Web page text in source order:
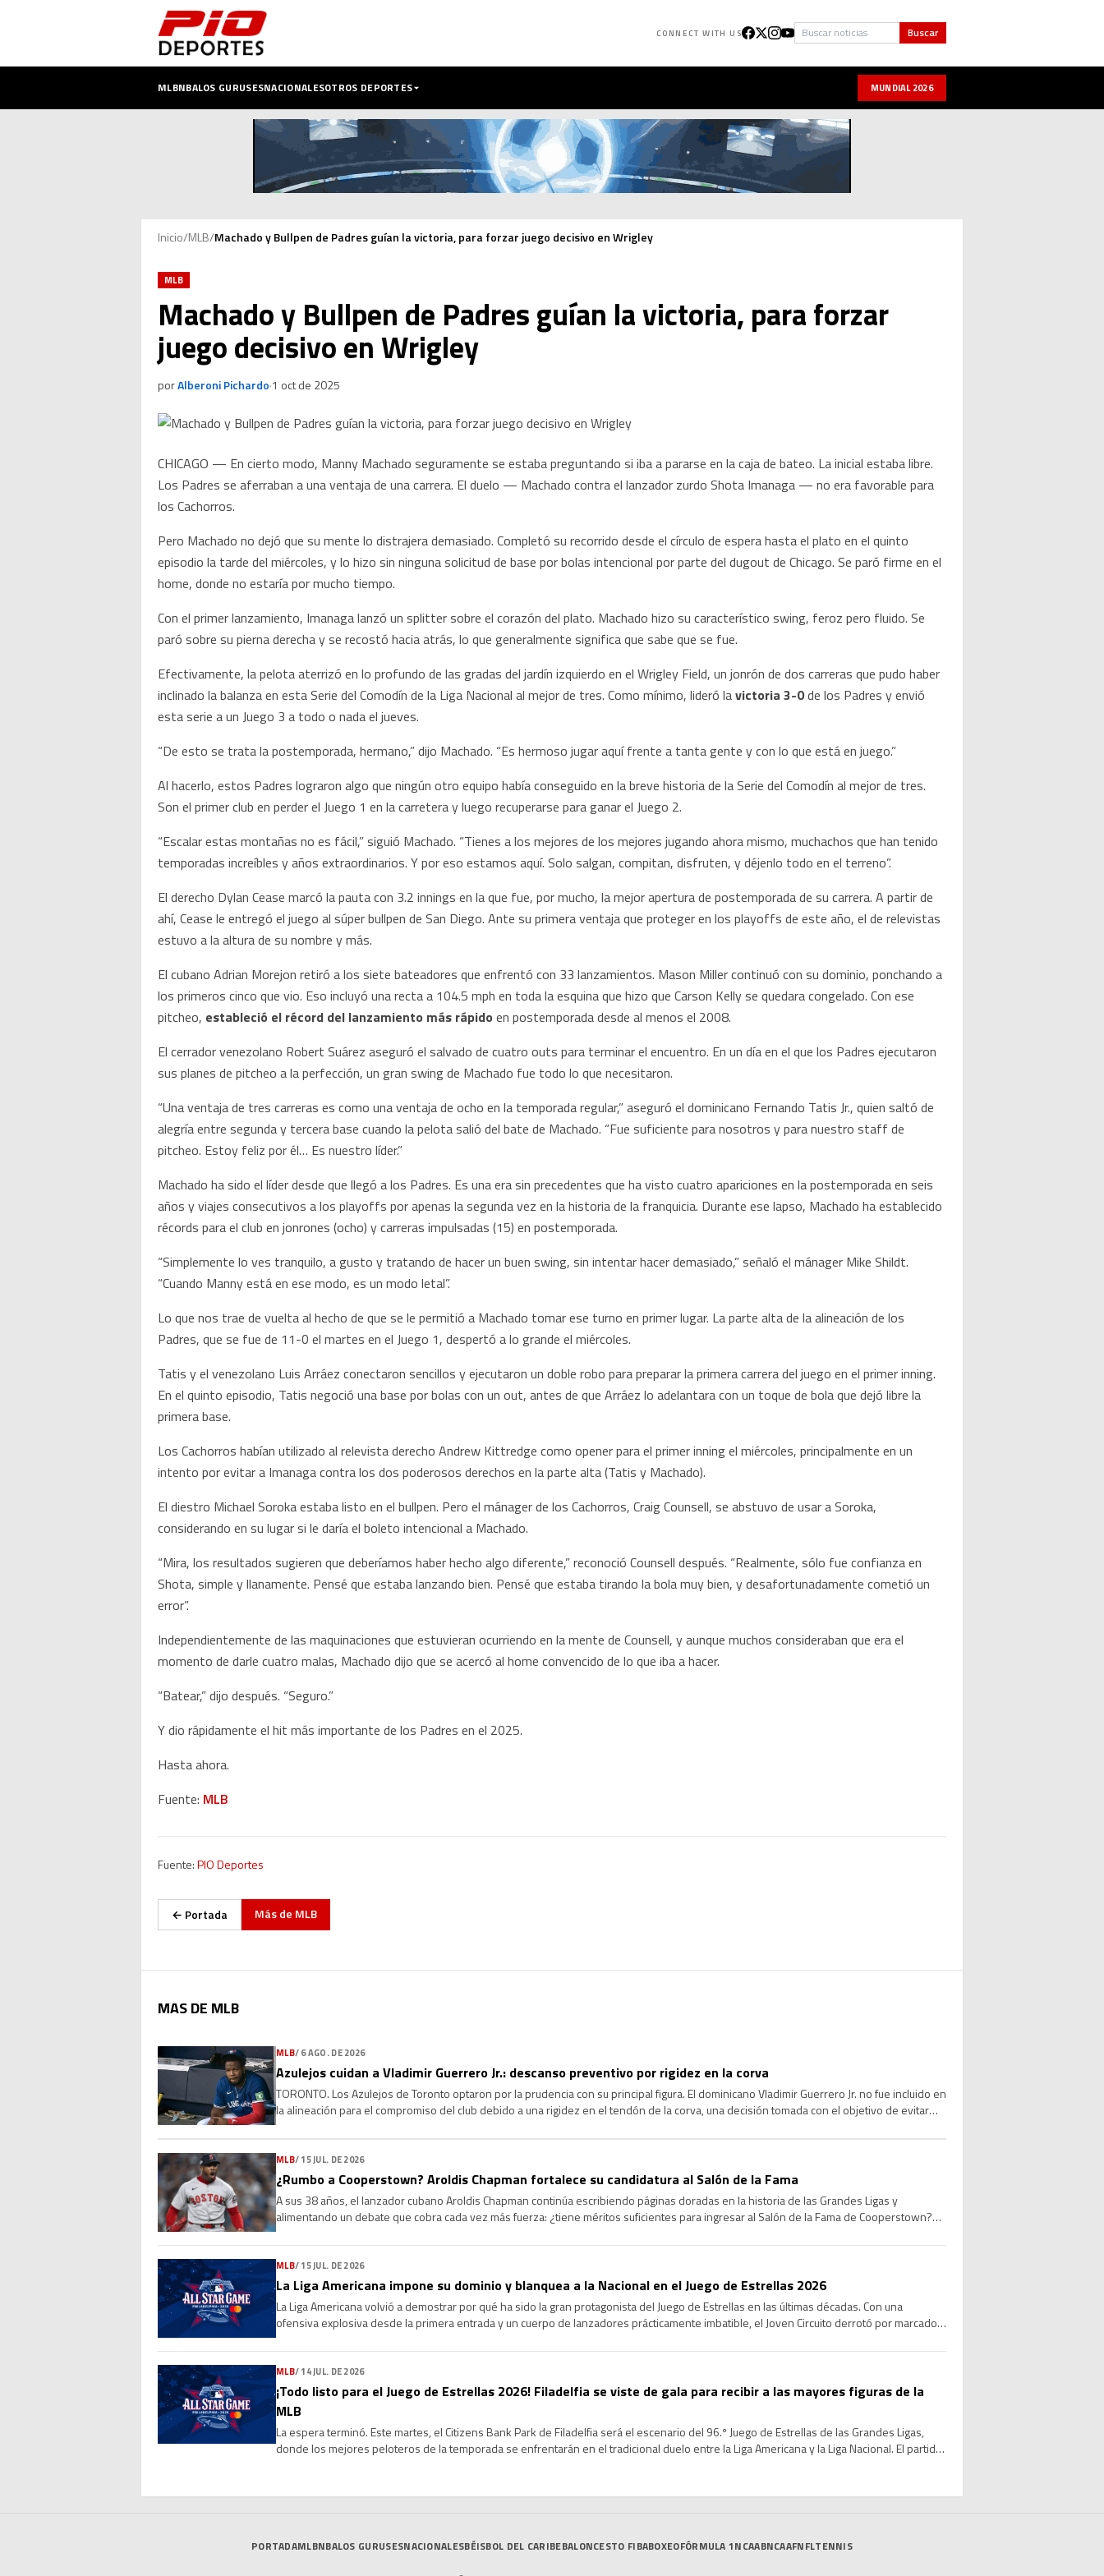
CONNECT WITH US Buscar Buscar
MLBNBALOS GURUSESNACIONALESOTROS DEPORTES MUNDIAL 2026
Inicio/MLB/Machado y Bullpen de Padres guían la victoria, para forzar juego decisivo en Wrigley
MLB
Machado y Bullpen de Padres guían la victoria, para forzar
juego decisivo en Wrigley
porAlberoni Pichardo·1 oct de 2025
CHICAGO — En cierto modo, Manny Machado seguramente se estaba preguntando si iba a pararse en la caja de bateo. La inicial estaba libre.
Los Padres se aferraban a una ventaja de una carrera. El duelo — Machado contra el lanzador zurdo Shota Imanaga — no era favorable para
los Cachorros.
Pero Machado no dejó que su mente lo distrajera demasiado. Completó su recorrido desde el círculo de espera hasta el plato en el quinto
episodio la tarde del miércoles, y lo hizo sin ninguna solicitud de base por bolas intencional por parte del dugout de Chicago. Se paró firme en el
home, donde no estaría por mucho tiempo.
Con el primer lanzamiento, Imanaga lanzó un splitter sobre el corazón del plato. Machado hizo su característico swing, feroz pero fluido. Se
paró sobre su pierna derecha y se recostó hacia atrás, lo que generalmente significa que sabe que se fue.
Efectivamente, la pelota aterrizó en lo profundo de las gradas del jardín izquierdo en el Wrigley Field, un jonrón de dos carreras que pudo haber
inclinado la balanza en esta Serie del Comodín de la Liga Nacional al mejor de tres. Como mínimo, lideró lavictoria 3-0de los Padres y envió
esta serie a un Juego 3 a todo o nada el jueves.
“De esto se trata la postemporada, hermano,” dijo Machado. “Es hermoso jugar aquí frente a tanta gente y con lo que está en juego.”
Al hacerlo, estos Padres lograron algo que ningún otro equipo había conseguido en la breve historia de la Serie del Comodín al mejor de tres.
Son el primer club en perder el Juego 1 en la carretera y luego recuperarse para ganar el Juego 2.
“Escalar estas montañas no es fácil,” siguió Machado. “Tienes a los mejores de los mejores jugando ahora mismo, muchachos que han tenido
temporadas increíbles y años extraordinarios. Y por eso estamos aquí. Solo salgan, compitan, disfruten, y déjenlo todo en el terreno”.
El derecho Dylan Cease marcó la pauta con 3.2 innings en la que fue, por mucho, la mejor apertura de postemporada de su carrera. A partir de
ahí, Cease le entregó el juego al súper bullpen de San Diego. Ante su primera ventaja que proteger en los playoffs de este año, el de relevistas
estuvo a la altura de su nombre y más.
El cubano Adrian Morejon retiró a los siete bateadores que enfrentó con 33 lanzamientos. Mason Miller continuó con su dominio, ponchando a
los primeros cinco que vio. Eso incluyó una recta a 104.5 mph en toda la esquina que hizo que Carson Kelly se quedara congelado. Con ese
pitcheo, estableció el récord del lanzamiento más rápido en postemporada desde al menos el 2008.
El cerrador venezolano Robert Suárez aseguró el salvado de cuatro outs para terminar el encuentro. En un día en el que los Padres ejecutaron
sus planes de pitcheo a la perfección, un gran swing de Machado fue todo lo que necesitaron.
“Una ventaja de tres carreras es como una ventaja de ocho en la temporada regular,” aseguró el dominicano Fernando Tatis Jr., quien saltó de
alegría entre segunda y tercera base cuando la pelota salió del bate de Machado. “Fue suficiente para nosotros y para nuestro staff de
pitcheo. Estoy feliz por él… Es nuestro líder.”
Machado ha sido el líder desde que llegó a los Padres. Es una era sin precedentes que ha visto cuatro apariciones en la postemporada en seis
años y viajes consecutivos a los playoffs por apenas la segunda vez en la historia de la franquicia. Durante ese lapso, Machado ha establecido
récords para el club en jonrones (ocho) y carreras impulsadas (15) en postemporada.
“Simplemente lo ves tranquilo, a gusto y tratando de hacer un buen swing, sin intentar hacer demasiado,” señaló el mánager Mike Shildt.
“Cuando Manny está en ese modo, es un modo letal”.
Lo que nos trae de vuelta al hecho de que se le permitió a Machado tomar ese turno en primer lugar. La parte alta de la alineación de los
Padres, que se fue de 11-0 el martes en el Juego 1, despertó a lo grande el miércoles.
Tatis y el venezolano Luis Arráez conectaron sencillos y ejecutaron un doble robo para preparar la primera carrera del juego en el primer inning.
En el quinto episodio, Tatis negoció una base por bolas con un out, antes de que Arráez lo adelantara con un toque de bola que dejó libre la
primera base.
Los Cachorros habían utilizado al relevista derecho Andrew Kittredge como opener para el primer inning el miércoles, principalmente en un
intento por evitar a Imanaga contra los dos poderosos derechos en la parte alta (Tatis y Machado).
El diestro Michael Soroka estaba listo en el bullpen. Pero el mánager de los Cachorros, Craig Counsell, se abstuvo de usar a Soroka,
considerando en su lugar si le daría el boleto intencional a Machado.
“Mira, los resultados sugieren que deberíamos haber hecho algo diferente,” reconoció Counsell después. “Realmente, sólo fue confianza en
Shota, simple y llanamente. Pensé que estaba lanzando bien. Pensé que estaba tirando la bola muy bien, y desafortunadamente cometió un
error”.
Independientemente de las maquinaciones que estuvieran ocurriendo en la mente de Counsell, y aunque muchos consideraban que era el
momento de darle cuatro malas, Machado dijo que se acercó al home convencido de lo que iba a hacer.
“Batear,” dijo después. “Seguro.”
Y dio rápidamente el hit más importante de los Padres en el 2025.
Hasta ahora.
Fuente: MLB
Fuente:PIO Deportes
← Portada Más de MLB
MAS DE MLB
MLB/6 AGO. DE 2026
Azulejos cuidan a Vladimir Guerrero Jr.: descanso preventivo por rigidez en la corva
TORONTO. Los Azulejos de Toronto optaron por la prudencia con su principal figura. El dominicano Vladimir Guerrero Jr. no fue incluido en
la alineación para el compromiso del club debido a una rigidez en el tendón de la corva, una decisión tomada con el objetivo de evitar
MLB/15 JUL. DE 2026
¿Rumbo a Cooperstown? Aroldis Chapman fortalece su candidatura al Salón de la Fama
A sus 38 años, el lanzador cubano Aroldis Chapman continúa escribiendo páginas doradas en la historia de las Grandes Ligas y
alimentando un debate que cobra cada vez más fuerza: ¿tiene méritos suficientes para ingresar al Salón de la Fama de Cooperstown?
MLB/15 JUL. DE 2026
La Liga Americana impone su dominio y blanquea a la Nacional en el Juego de Estrellas 2026
La Liga Americana volvió a demostrar por qué ha sido la gran protagonista del Juego de Estrellas en las últimas décadas. Con una
ofensiva explosiva desde la primera entrada y un cuerpo de lanzadores prácticamente imbatible, el Joven Circuito derrotó por marcador
MLB/14 JUL. DE 2026
¡Todo listo para el Juego de Estrellas 2026! Filadelfia se viste de gala para recibir a las mayores figuras de la
MLB
La espera terminó. Este martes, el Citizens Bank Park de Filadelfia será el escenario del 96.º Juego de Estrellas de las Grandes Ligas,
donde los mejores peloteros de la temporada se enfrentarán en el tradicional duelo entre la Liga Americana y la Liga Nacional. El partido
PORTADAMLBNBALOS GURUSESNACIONALESBÉISBOL DEL CARIBEBALONCESTO FIBABOXEOFÓRMULA 1NCAABNCAAFNFLTENNIS